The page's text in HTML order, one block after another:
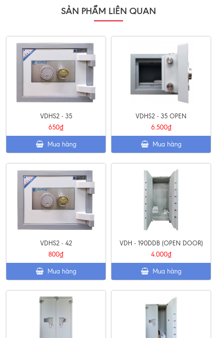
SẢN PHẨM LIÊN QUAN
VDHS2 - 35
650₫
Mua hàng
VDHS2 - 35 OPEN
6.500₫
Mua hàng
VDHS2 - 42
800₫
Mua hàng
VDH - 190DDB (OPEN DOOR)
4.000₫
Mua hàng